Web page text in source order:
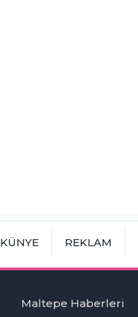
KÜNYE REKLAM
Maltepe Haberleri